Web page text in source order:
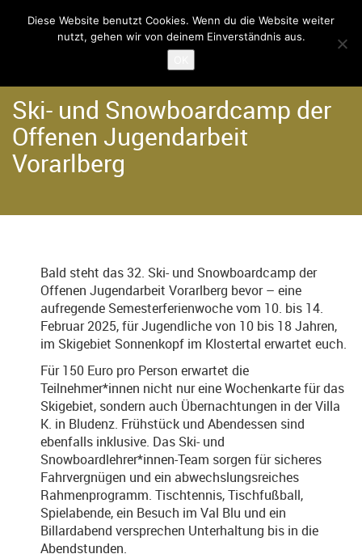
Der Verein
Ski- und Snowboardcamp der
Offenen Jugendarbeit
Vorarlberg
Bald steht das 32. Ski- und Snowboardcamp der
Offenen Jugendarbeit Vorarlberg bevor – eine
aufregende Semesterferienwoche vom 10. bis 14.
Februar 2025, für Jugendliche von 10 bis 18 Jahren,
im Skigebiet Sonnenkopf im Klostertal erwartet euch.
Für 150 Euro pro Person erwartet die
Teilnehmer*innen nicht nur eine Wochenkarte für das
Skigebiet, sondern auch Übernachtungen in der Villa
K. in Bludenz. Frühstück und Abendessen sind
ebenfalls inklusive. Das Ski- und
Snowboardlehrer*innen-Team sorgen für sicheres
Fahrvergnügen und ein abwechslungsreiches
Rahmenprogramm. Tischtennis, Tischfußball,
Spielabende, ein Besuch im Val Blu und ein
Billardabend versprechen Unterhaltung bis in die
Abendstunden.
Diese Website benutzt Cookies. Wenn du die Website weiter
nutzt, gehen wir von deinem Einverständnis aus.